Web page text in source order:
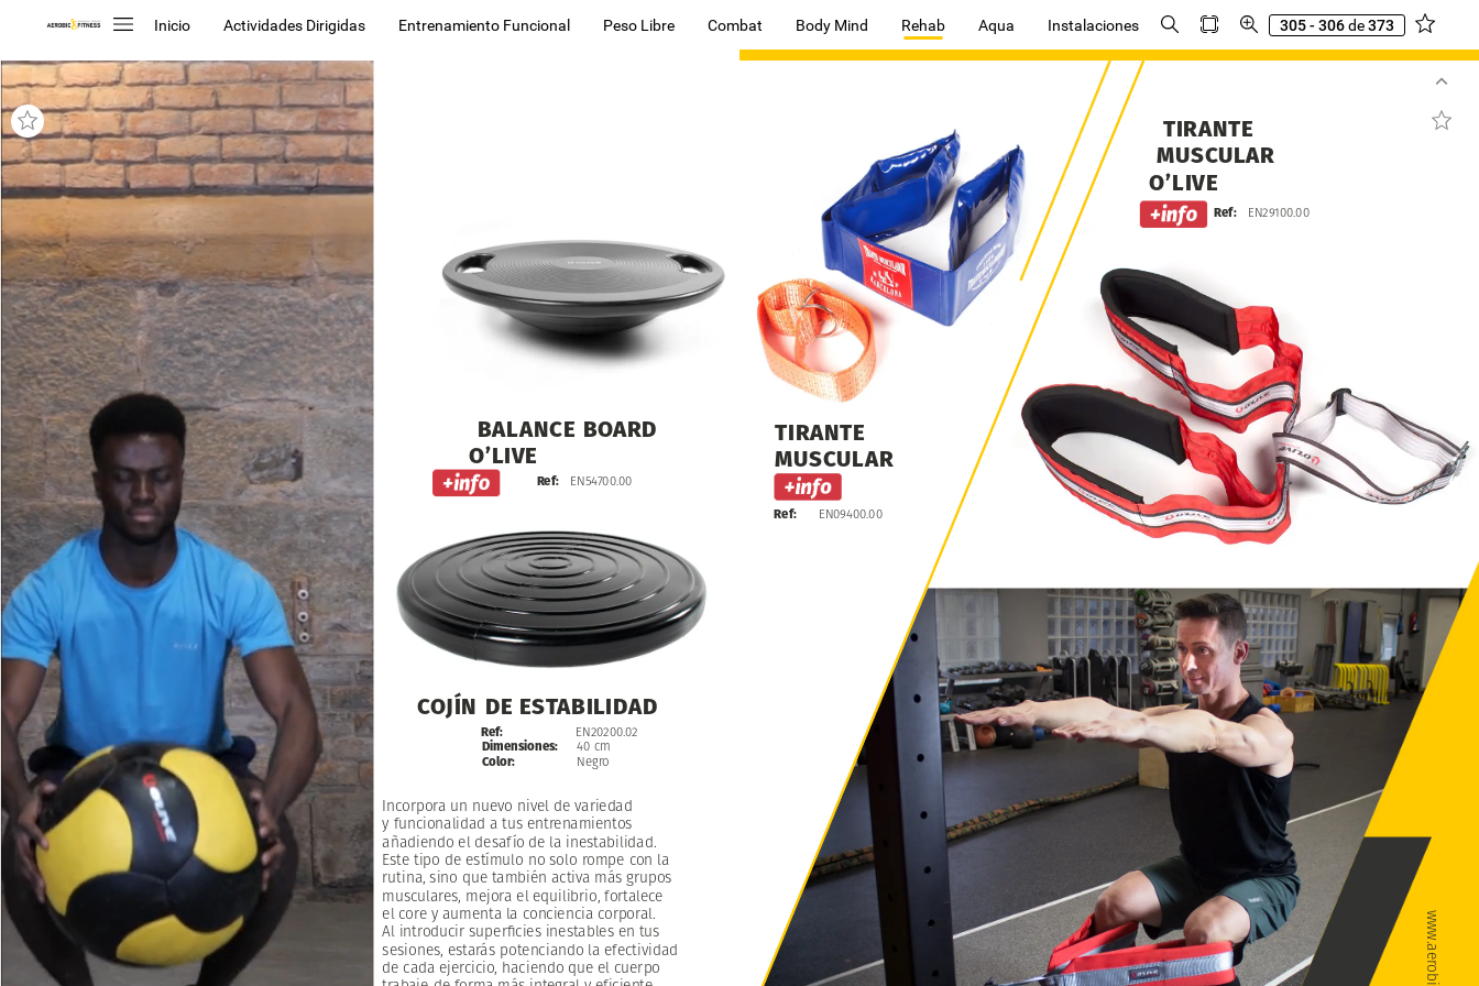
Inicio Actividades Dirigidas Entrenamiento Funcional Peso Libre Combat Body Mind Rehab Aqua Instalaciones 305 - 306de373
EN20200.02
40 cm
Negro
COJÍN DE ESTABILIDAD
Ref:
Dimensiones:
Color:
BALANCE BOARD
O’LIVE
Ref: EN54700.00
Incorpora un nuevo nivel de variedad
y funcionalidad a tus entrenamientos
añadiendo el desafío de la inestabilidad.
Este tipo de estímulo no solo rompe con la
rutina, sino que también activa más grupos
musculares, mejora el equilibrio, fortalece
el core y aumenta la conciencia corporal.
Al introducir superficies inestables en tus
sesiones, estarás potenciando la efectividad
de cada ejercicio, haciendo que el cuerpo
TIRANTE
MUSCULAR
O’LIVE
Ref: EN29100.00
TIRANTE
MUSCULAR
Ref: EN09400.00